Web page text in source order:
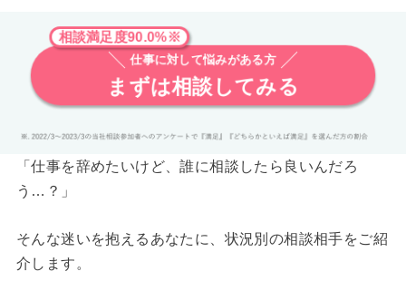
相談満足度90.0%※
仕事に対して悩みがある方
まずは相談してみる
「仕事を辞めたいけど、誰に相談したら良いんだろ
う…？」
そんな迷いを抱えるあなたに、状況別の相談相手をご紹
介します。